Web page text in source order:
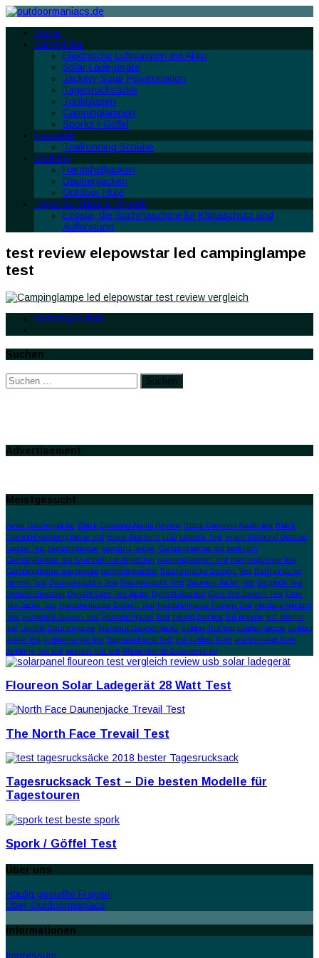
Home
Camp/Hike
Elektrische Luftpumpen mit Akku
Solar Ladegeräte
Jackery Solar Powerstation
Tagesrucksäcke
Trinkblasen
Campinglampen
Sporks / Göffel
Footwear
Trailrunning Schuhe
Clothing
Hardshelljacken
Daunenjacken
Outdoor Hüte
Tipps für Klima & Umwelt
Ecosia, die Suchmaschine für Klimaschutz und
Aufforstung
test review elepowstar led campinglampe
test
Vorheriges Bild
Suchen
Suchen
nach:
Advertisement
Meistgesucht
Beste Daunenjacke Black Diamond Apollo Review Black Diamond Apollo test Black
Diamond campinglampe test Black Diamond LED Laterne Test Black Diamond Outdoor
Lampe Test campinglampe camping lampe Campinglampe mit batterien
Campinglampe mit Bluetooth Lautsprecher campinglampen test campinglampe test
Campinglampe warmweiss campingleuchte Daunenjacke Damen Test Daunenjacke
Herren Test Daunenjacken Test Daunenjacke Test Daunen Jacke Test Daypack Test
Dynafit Elevation Dynafit Gore Tex Jacke Dynafit Radical Gore Tex Jacken Test Gore
Tex Jacke Test Hardshelljacke Damen Test Hardshelljacke Herren Test Hardshelljacken
Test Hardshell Jacken Test Hardshelljacke Test hiking hut test led laterne led laterne
test Leichte Daunenjacke Mammut Daunenjacke outdoor hut test outdoor lampe outdoor
lampe test outdoorlampe test Tagesrucksack Test test outdoor hüte test trekking hüte
trekking hut test wander hut test Wasserdichte Daunenjacke
Floureon Solar Ladegerät 28 Watt Test
The North Face Trevail Test
Tagesrucksack Test – Die besten Modelle für
Tagestouren
Spork / Göffel Test
Über uns
Häufig gestellte Fragen
Über Outdoormaniacs
Informationen
Impressum